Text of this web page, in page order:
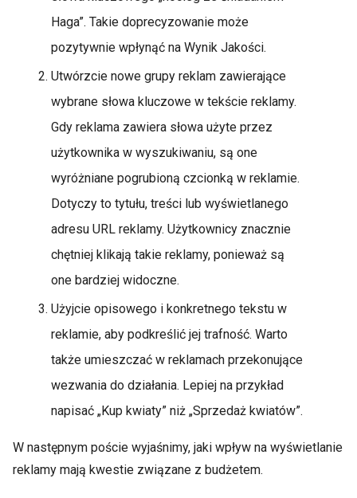
Haga”. Takie doprecyzowanie może
pozytywnie wpłynąć na Wynik Jakości.
Utwórzcie nowe grupy reklam zawierające
wybrane słowa kluczowe w tekście reklamy.
Gdy reklama zawiera słowa użyte przez
użytkownika w wyszukiwaniu, są one
wyróżniane pogrubioną czcionką w reklamie.
Dotyczy to tytułu, treści lub wyświetlanego
adresu URL reklamy. Użytkownicy znacznie
chętniej klikają takie reklamy, ponieważ są
one bardziej widoczne.
Użyjcie opisowego i konkretnego tekstu w
reklamie, aby podkreślić jej trafność. Warto
także umieszczać w reklamach przekonujące
wezwania do działania. Lepiej na przykład
napisać „Kup kwiaty” niż „Sprzedaż kwiatów”.
W następnym poście wyjaśnimy, jaki wpływ na wyświetlanie
reklamy mają kwestie związane z budżetem.